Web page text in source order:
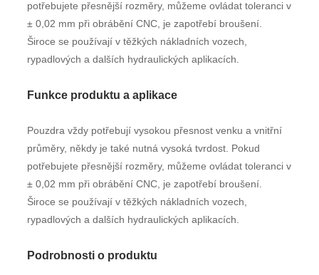
potřebujete přesnější rozměry, můžeme ovládat toleranci v
± 0,02 mm při obrábění CNC, je zapotřebí broušení.
Široce se používají v těžkých nákladních vozech,
rypadlových a dalších hydraulických aplikacích.
Funkce produktu a aplikace
Pouzdra vždy potřebují vysokou přesnost venku a vnitřní
průměry, někdy je také nutná vysoká tvrdost. Pokud
potřebujete přesnější rozměry, můžeme ovládat toleranci v
± 0,02 mm při obrábění CNC, je zapotřebí broušení.
Široce se používají v těžkých nákladních vozech,
rypadlových a dalších hydraulických aplikacích.
Podrobnosti o produktu